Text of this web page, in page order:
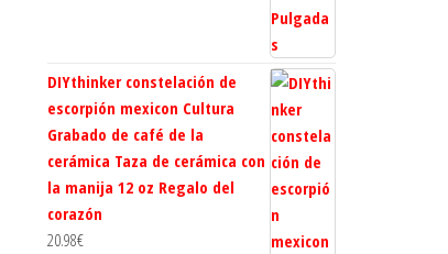
DIYthinker constelación de
escorpión mexicon Cultura
Grabado de café de la
cerámica Taza de cerámica con
la manija 12 oz Regalo del
corazón
20.98€